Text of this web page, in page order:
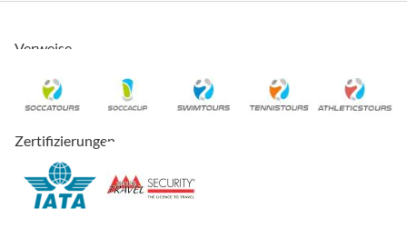
Verweise
Zertifizierungen